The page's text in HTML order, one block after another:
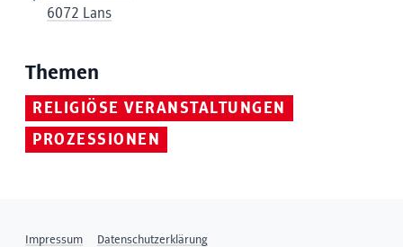
6072 Lans
Themen
RELIGIÖSE VERANSTALTUNGEN
PROZESSIONEN
Impressum Datenschutzerklärung